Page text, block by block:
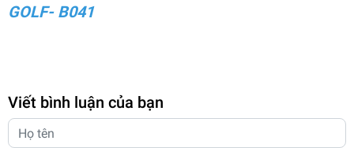
GOLF- B041
Viết bình luận của bạn